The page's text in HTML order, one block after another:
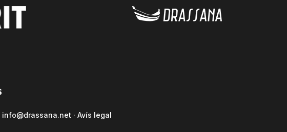
info@drassana.net · Avís legal